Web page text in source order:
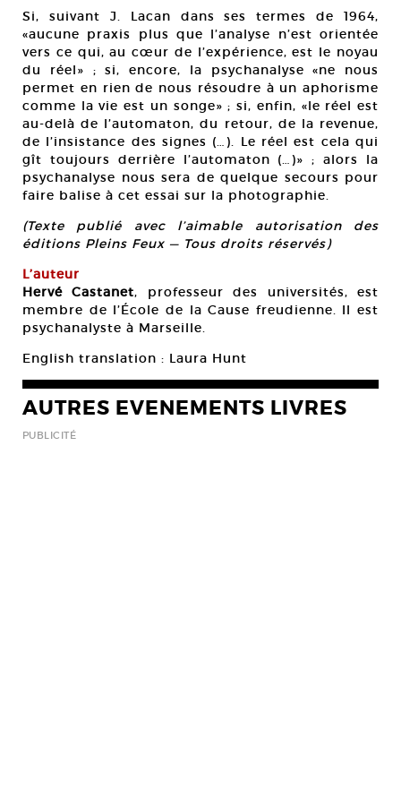
Si, suivant J. Lacan dans ses termes de 1964,
«aucune praxis plus que l’analyse n’est orientée
vers ce qui, au cœur de l’expérience, est le noyau
du réel» ; si, encore, la psychanalyse «ne nous
permet en rien de nous résoudre à un aphorisme
comme la vie est un songe» ; si, enfin, «le réel est
au-delà de l’automaton, du retour, de la revenue,
de l’insistance des signes (…). Le réel est cela qui
gît toujours derrière l’automaton (…)» ; alors la
psychanalyse nous sera de quelque secours pour
faire balise à cet essai sur la photographie.
(Texte publié avec l’aimable autorisation des
éditions Pleins Feux — Tous droits réservés)
L’auteur
Hervé Castanet, professeur des universités, est
membre de l’École de la Cause freudienne. Il est
psychanalyste à Marseille.
English translation : Laura Hunt
AUTRES EVENEMENTS LIVRES
PUBLICITÉ